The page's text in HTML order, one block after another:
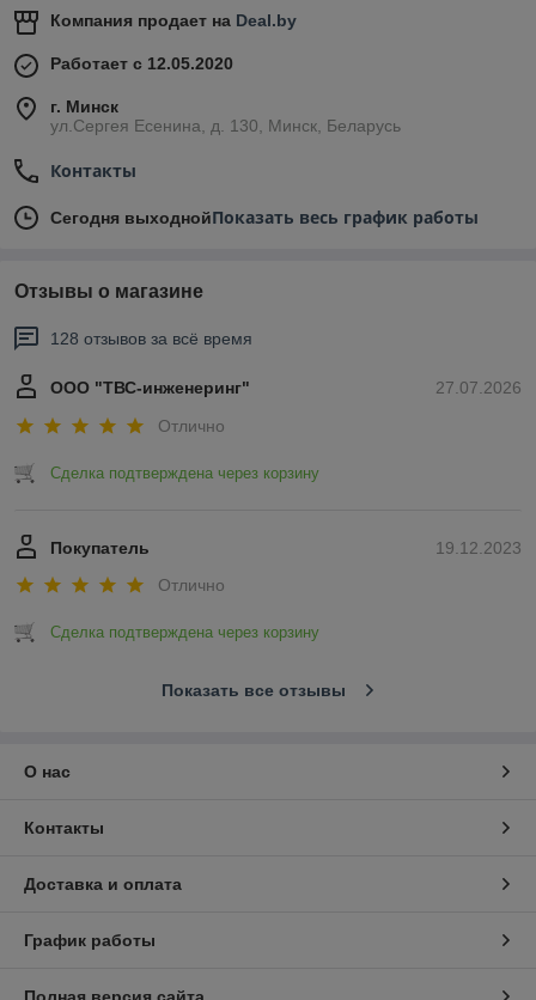
Компания продает на Deal.by
Работает с 12.05.2020
г. Минск
ул.Сергея Есенина, д. 130, Минск, Беларусь
Контакты
Сегодня выходнойПоказать весь график работы
Отзывы о магазине
128 отзывов за всё время
27.07.2026
ООО "ТВС-инженеринг"
Отлично
Сделка подтверждена через корзину
19.12.2023
Покупатель
Отлично
Сделка подтверждена через корзину
Показать все отзывы
О нас
Контакты
Доставка и оплата
График работы